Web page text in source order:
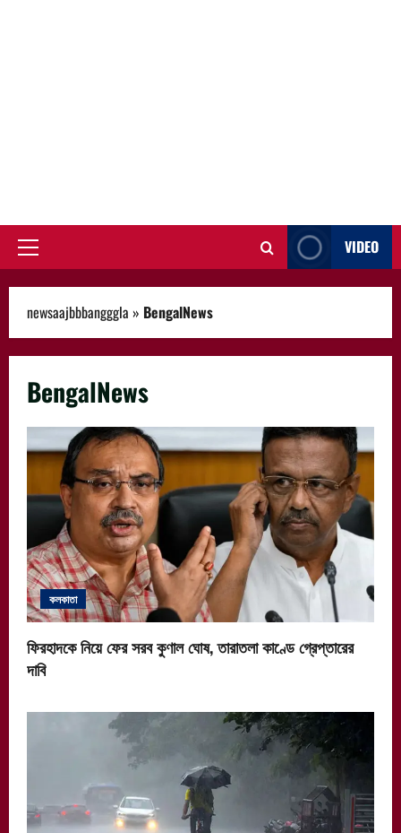
Primary
VIDEO
newsaajbbbangggla » BengalNews
BengalNews
কলকাতা
ফিরহাদকে নিয়ে ফের সরব কুণাল ঘোষ, তারাতলা কাণ্ডে গ্রেপ্তারের
দাবি